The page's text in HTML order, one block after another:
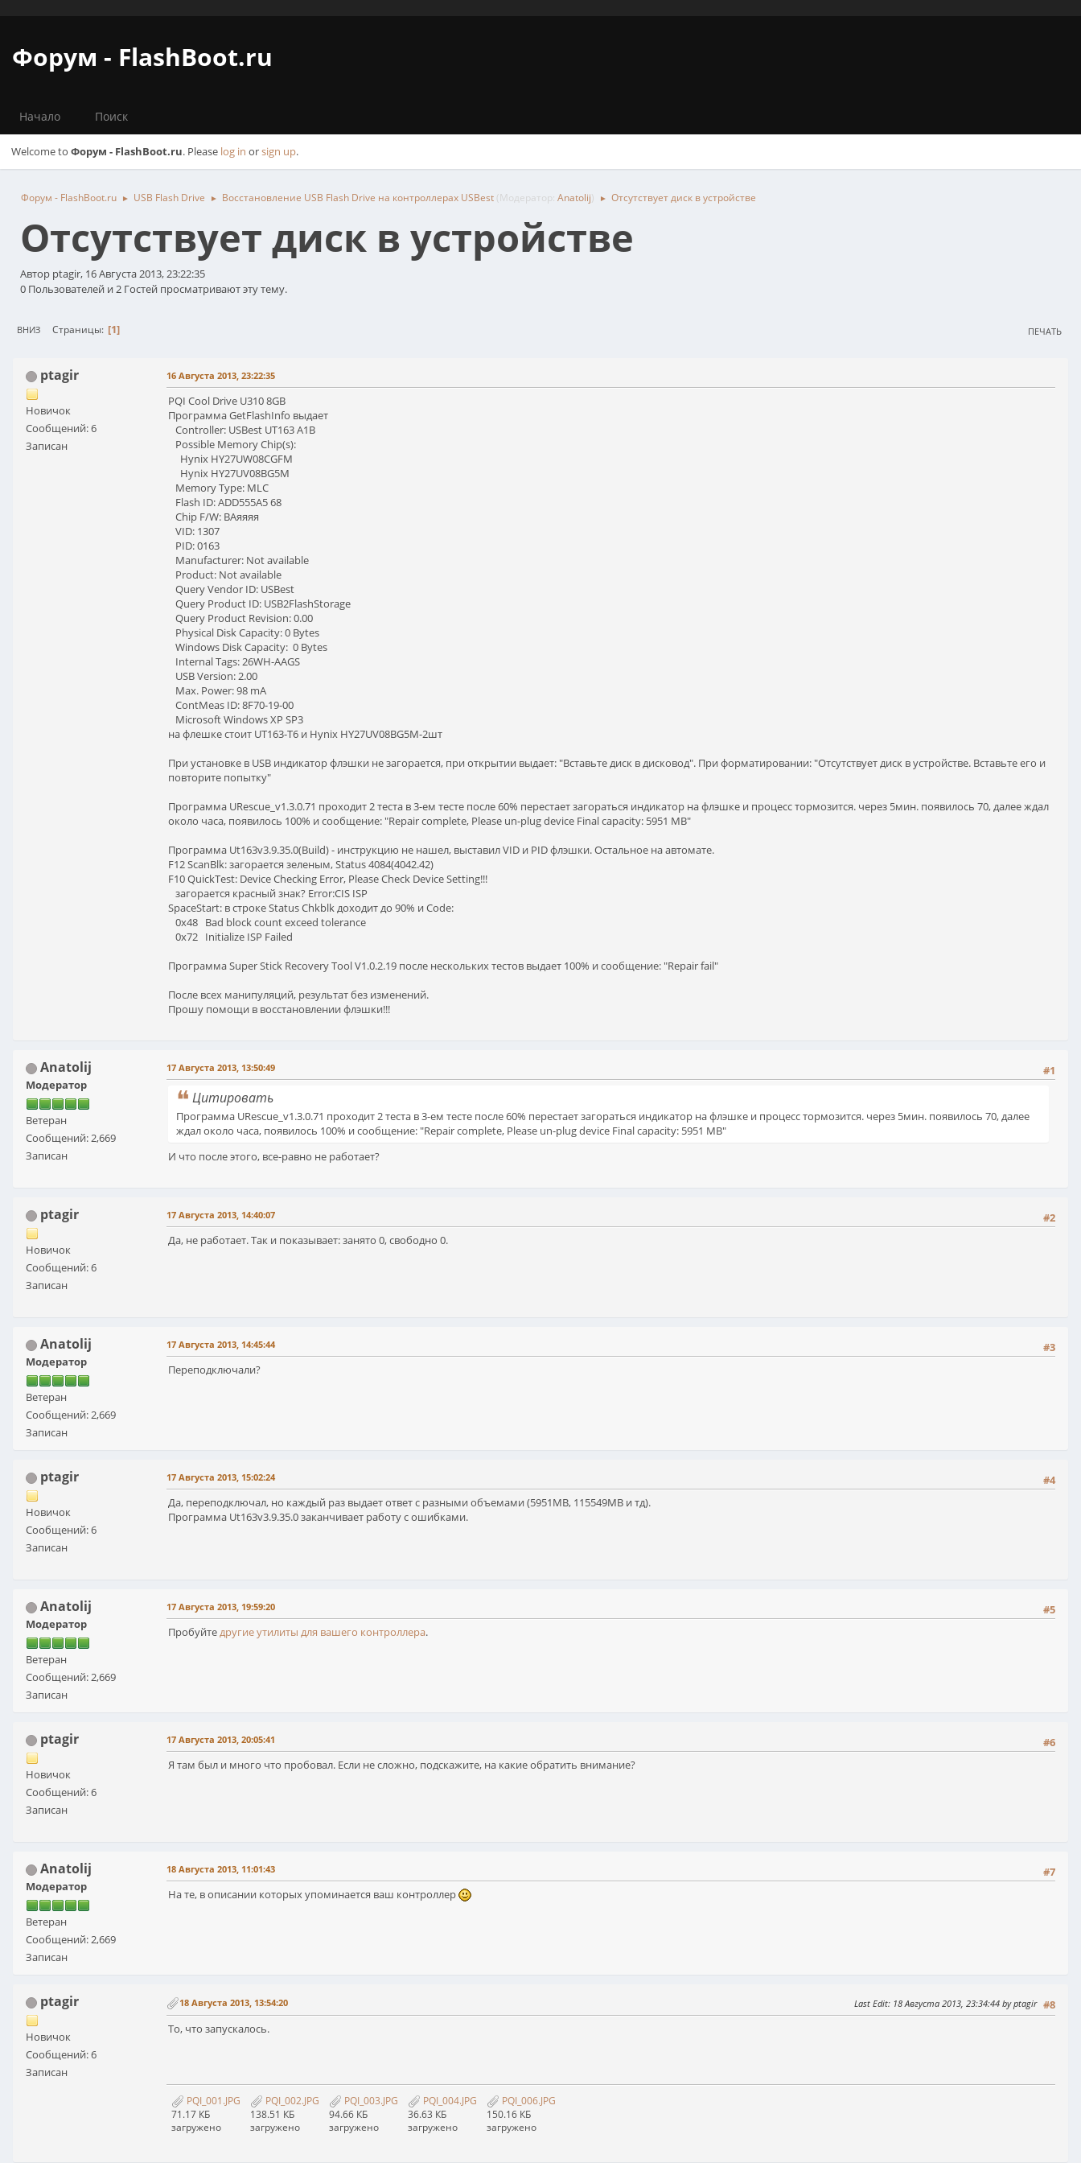
Форум - FlashBoot.ru
Начало Поиск
Welcome to Форум - FlashBoot.ru. Please log in orsign up.
Форум - FlashBoot.ru ► USB Flash Drive ► Восстановление USB Flash Drive на контроллерах USBest (Модератор: Anatolij) ► Отсутствует диск в устройстве
Отсутствует диск в устройстве
Автор ptagir, 16 Августа 2013, 23:22:35
0 Пользователей и 2 Гостей просматривают эту тему.
ПЕЧАТЬ
ВНИЗ Страницы 1
ptagir
Новичок
Сообщений: 6
Записан
16 Августа 2013, 23:22:35
PQI Cool Drive U310 8GB
Программа GetFlashInfo выдает
Controller: USBest UT163 A1B
Possible Memory Chip(s):
Hynix HY27UW08CGFM
Hynix HY27UV08BG5M
Memory Type: MLC
Flash ID: ADD555A5 68
Chip F/W: BAяяяя
VID: 1307
PID: 0163
Manufacturer: Not available
Product: Not available
Query Vendor ID: USBest
Query Product ID: USB2FlashStorage
Query Product Revision: 0.00
Physical Disk Capacity: 0 Bytes
Windows Disk Capacity: 0 Bytes
Internal Tags: 26WH-AAGS
USB Version: 2.00
Max. Power: 98 mA
ContMeas ID: 8F70-19-00
Microsoft Windows XP SP3
на флешке стоит UT163-T6 и Hynix HY27UV08BG5M-2шт
При установке в USB индикатор флэшки не загорается, при открытии выдает: "Вставьте диск в дисковод". При форматировании: "Отсутствует диск в устройстве. Вставьте его и
повторите попытку"
Программа URescue_v1.3.0.71 проходит 2 теста в 3-ем тесте после 60% перестает загораться индикатор на флэшке и процесс тормозится. через 5мин. появилось 70, далее ждал
около часа, появилось 100% и сообщение: "Repair complete, Please un-plug device Final capacity: 5951 MB"
Программа Ut163v3.9.35.0(Build) - инструкцию не нашел, выставил VID и PID флэшки. Остальное на автомате.
F12 ScanBlk: загорается зеленым, Status 4084(4042.42)
F10 QuickTest: Device Checking Error, Please Check Device Setting!!!
загорается красный знак? Error:CIS ISP
SpaceStart: в строке Status Chkblk доходит до 90% и Code:
0x48 Bad block count exceed tolerance
0x72 Initialize ISP Failed
Программа Super Stick Recovery Tool V1.0.2.19 после нескольких тестов выдает 100% и сообщение: "Repair fail"
После всех манипуляций, результат без изменений.
Прошу помощи в восстановлении флэшки!!!
Anatolij
Модератор
Ветеран
Сообщений: 2,669
Записан
#1
17 Августа 2013, 13:50:49
Цитировать
Программа URescue_v1.3.0.71 проходит 2 теста в 3-ем тесте после 60% перестает загораться индикатор на флэшке и процесс тормозится. через 5мин. появилось 70, далее
ждал около часа, появилось 100% и сообщение: "Repair complete, Please un-plug device Final capacity: 5951 MB"
И что после этого, все-равно не работает?
ptagir
Новичок
Сообщений: 6
Записан
#2
17 Августа 2013, 14:40:07
Да, не работает. Так и показывает: занято 0, свободно 0.
Anatolij
Модератор
Ветеран
Сообщений: 2,669
Записан
#3
17 Августа 2013, 14:45:44
Переподключали?
ptagir
Новичок
Сообщений: 6
Записан
#4
17 Августа 2013, 15:02:24
Да, переподключал, но каждый раз выдает ответ с разными объемами (5951МВ, 115549МВ и тд).
Программа Ut163v3.9.35.0 заканчивает работу с ошибками.
Anatolij
Модератор
Ветеран
Сообщений: 2,669
Записан
#5
17 Августа 2013, 19:59:20
Пробуйтедругие утилиты для вашего контроллера.
ptagir
Новичок
Сообщений: 6
Записан
#6
17 Августа 2013, 20:05:41
Я там был и много что пробовал. Если не сложно, подскажите, на какие обратить внимание?
Anatolij
Модератор
Ветеран
Сообщений: 2,669
Записан
#7
18 Августа 2013, 11:01:43
На те, в описании которых упоминается ваш контроллер
ptagir
Новичок
Сообщений: 6
Записан
#8
18 Августа 2013, 13:54:20 Last Edit: 18 Августа 2013, 23:34:44 by ptagir
То, что запускалось.
PQI_001.JPG
71.17 КБ
загружено
PQI_002.JPG
138.51 КБ
загружено
PQI_003.JPG
94.66 КБ
загружено
PQI_004.JPG
36.63 КБ
загружено
PQI_006.JPG
150.16 КБ
загружено